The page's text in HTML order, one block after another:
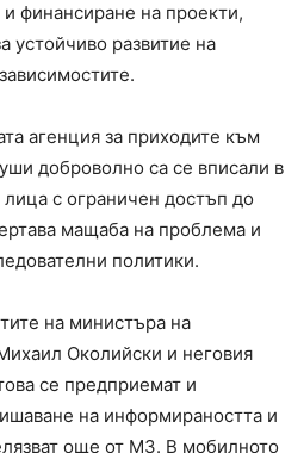
финансиране на проекти,
устойчиво развитие на
агенция за приходите към
доброволно са се вписали в
с ограничен достъп до
мащаба на проблема и
политики.
на министъра на
Околийски и неговия
се предприемат и
на информираността и
още от МЗ. В мобилното